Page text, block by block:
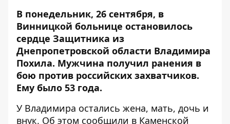
В понедельник, 26 сентября, в
Винницкой больнице остановилось
сердце Защитника из
Днепропетровской области Владимира
Похила. Мужчина получил ранения в
бою против российских захватчиков.
Ему было 53 года.
У Владимира остались жена, мать, дочь и
внук. Об этом сообщили в Каменской